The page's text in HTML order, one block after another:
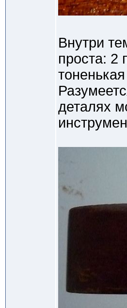
Внутри
проста: 2
деталях